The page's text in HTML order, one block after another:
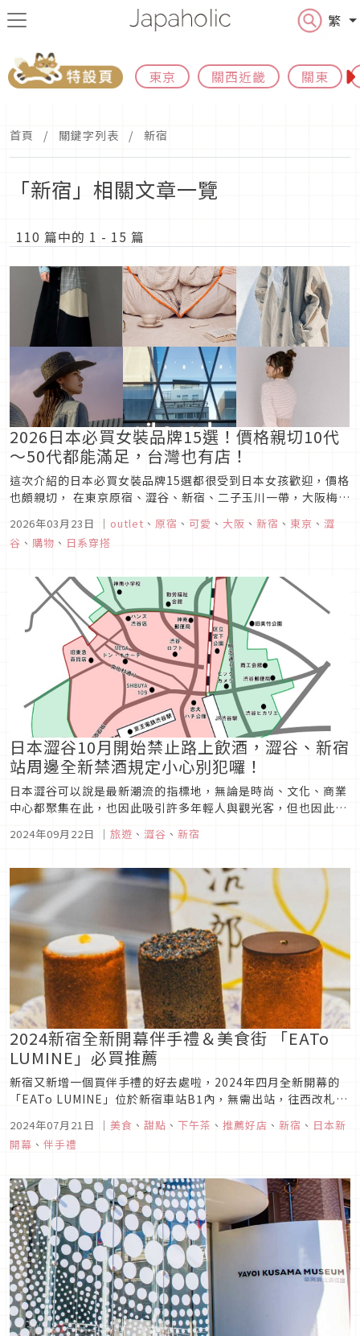
繁
東京 關西近畿 關東
首頁 關鍵字列表 新宿
「新宿」相關文章一覽
110 篇中的 1 - 15 篇
2026日本必買女裝品牌15選！價格親切10代
～50代都能滿足，台灣也有店！
這次介紹的日本必買女裝品牌15選都很受到日本女孩歡迎，價格
也頗親切， 在東京原宿、澀谷、新宿、二子玉川一帶，大阪梅
都找的到櫃，許多店鋪也進軍台灣，不出國也能把這幾個日本必
買女裝品牌一一CLEAR！
2026年03月23日 ｜ outlet 、 原宿 、 可愛 、 大阪 、 新宿 、 東京 、 澀
谷 、 購物 、 日系穿搭
日本澀谷10月開始禁止路上飲酒，澀谷、新宿
站周邊全新禁酒規定小心別犯囉！
日本澀谷可以說是最新潮流的指標地，無論是時尚、文化、商業
中心都聚集在此，也因此吸引許多年輕人與觀光客，但也因此帶
漸增加，為了改善抑止此風氣，日本公布今年10月起將禁止晚間
2024年09月22日 ｜ 旅遊 、 澀谷 、 新宿
2024新宿全新開幕伴手禮＆美食街 「EATo
LUMINE」必買推薦
新宿又新增一個買伴手禮的好去處啦，2024年四月全新開幕的
「EATo LUMINE」位於新宿車站B1內，無需出站，往西改札方
面就會看到。集結了麵包店、伴手禮、雜貨、拉麵美食等，又好
吃又好買！
2024年07月21日 ｜ 美食 、 甜點 、 下午茶 、 推薦好店 、 新宿 、 日本新
開幕 、 伴手禮